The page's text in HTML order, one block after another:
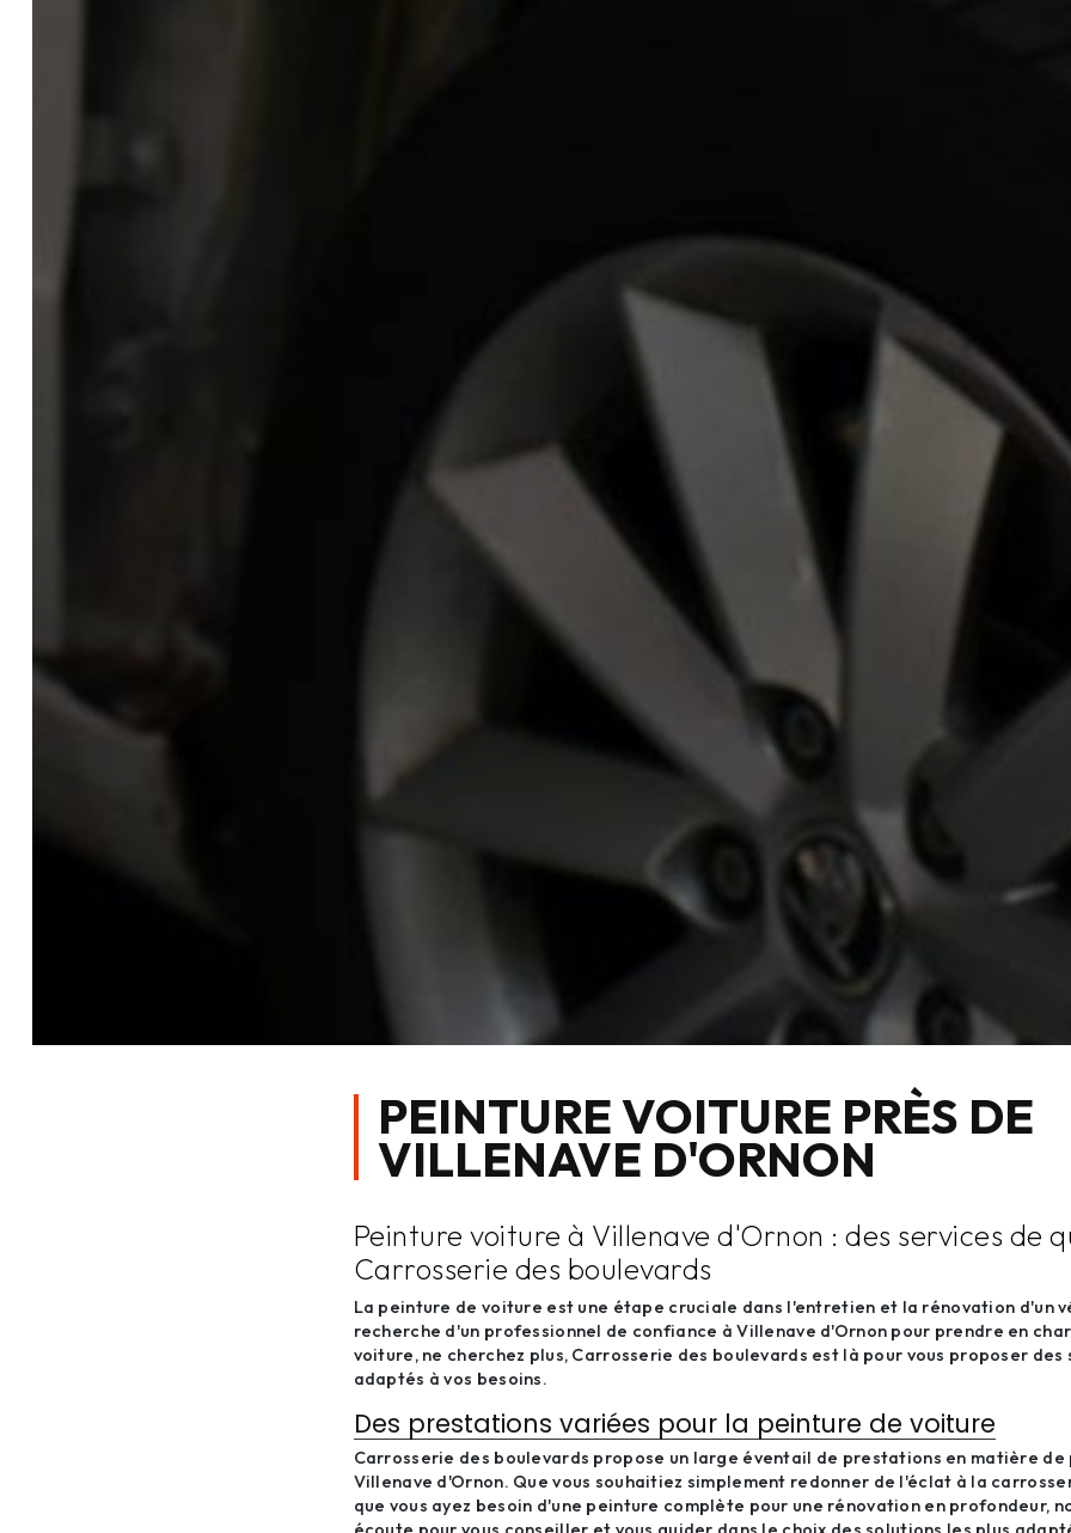
PEINTURE VOITURE PRÈS DE
VILLENAVE D'ORNON
Peinture voiture à Villenave d'Ornon : des services de
Carrosserie des boulevards
La peinture de voiture est une étape cruciale dans l'entretien et la rénovation d'un
recherche d'un professionnel de confiance à Villenave d'Ornon pour prendre en
voiture, ne cherchez plus, Carrosserie des boulevards est là pour vous proposer
adaptés à vos besoins.
Des prestations variées pour la peinture de voiture
Carrosserie des boulevards propose un large éventail de prestations en matière
Villenave d'Ornon. Que vous souhaitiez simplement redonner de l'éclat à la
que vous ayez besoin d'une peinture complète pour une rénovation en profondeur,